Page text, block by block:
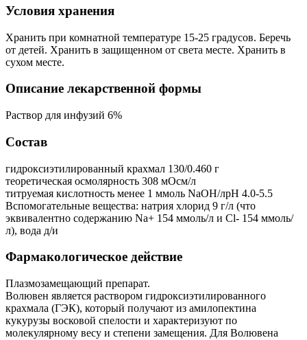
Условия хранения
Хранить при комнатной температуре 15-25 градусов. Беречь
от детей. Хранить в защищенном от света месте. Хранить в
сухом месте.
Описание лекарственной формы
Раствор для инфузий 6%
Состав
гидроксиэтилированный крахмал 130/0.460 г
теоретическая осмолярность 308 мОсм/л
титруемая кислотность менее 1 ммоль NaOH/лpH 4.0-5.5
Вспомогательные вещества: натрия хлорид 9 г/л (что
эквивалентно содержанию Na+ 154 ммоль/л и Cl- 154 ммоль/
л), вода д/и
Фармакологическое действие
Плазмозамещающий препарат.
Волювен является раствором гидроксиэтилированного
крахмала (ГЭК), который получают из амилопектина
кукурузы восковой спелости и характеризуют по
молекулярному весу и степени замещения. Для Волювена